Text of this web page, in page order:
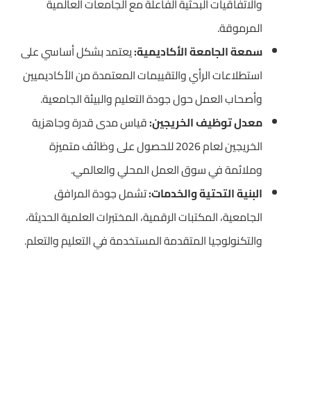
والاتفاقيات البحثية الفاعلة مع الجامعات العالمية
المرموقة.
سمعة الجامعة الأكاديمية:يعتمد بشكل أساسي على
استطلاعات الرأي والتقييمات المعتمدة من الأكاديميين
وأصحاب العمل حول جودة التعليم والبيئة الجامعية.
معدل توظيف الخريجين:قياس مدى قدرة وجاهزية
الخريجين لعام 2026 للحصول على وظائف متميزة
وملائمة في سوق العمل المحلي والعالمي.
البنية التحتية والخدمات:تشمل جودة المرافق
الجامعية، المكتبات الرقمية، المختبرات العلمية الحديثة،
والتكنولوجيا المتقدمة المستخدمة في التعليم والتعلم.